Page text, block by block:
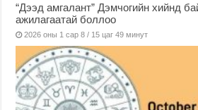
“Дээд амгалант” Дэмчогийн хийнд
ажилагаатай боллоо
2026 оны 1 сар 8 / 15 цаг 49 минут